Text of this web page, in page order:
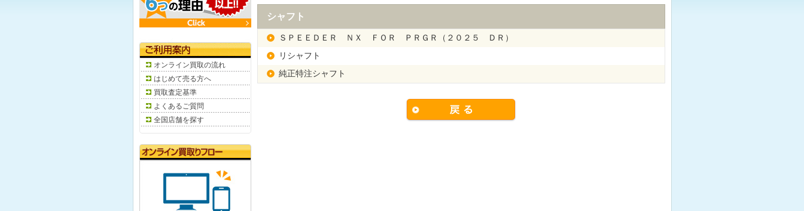
シャフト
ＳＰＥＥＤＥＲ ＮＸ ＦＯＲ ＰＲＧＲ（２０２５ ＤＲ）
リシャフト
純正特注シャフト
オンライン買取の流れ
はじめて売る方へ
買取査定基準
よくあるご質問
全国店舗を探す